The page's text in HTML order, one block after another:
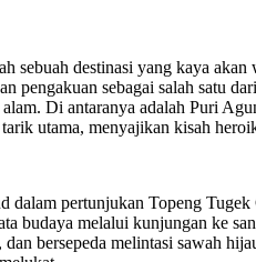
sebuah destinasi yang kaya
pengakuan sebagai salah satu
Di antaranya adalah Puri
utama, menyajikan kisah
dalam pertunjukan Topeng
budaya melalui kunjungan ke
bersepeda melintasi sawah